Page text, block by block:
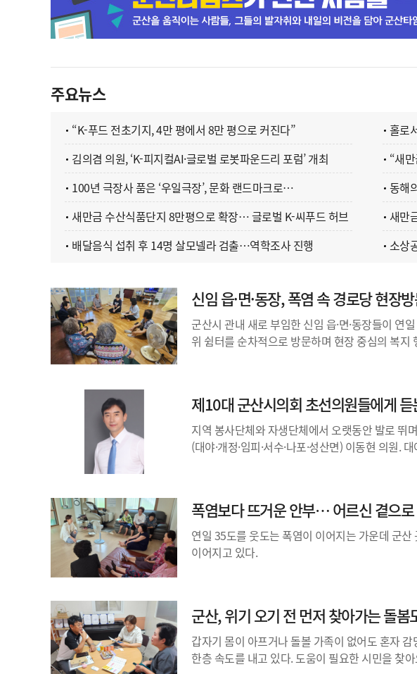
주요뉴스
“K-푸드 전초기지, 4만 평에서 8만 평으로 커진다”
홀로
김의겸 의원, ‘K-피지컬AI·글로벌 로봇파운드리 포럼’ 개최
“새
100년 극장사 품은 ‘우일극장’, 문화 랜드마크로…
동해
새만금 수산식품단지 8만평으로 확장… 글로벌 K-씨푸드 허브
새만
배달음식 섭취 후 14명 살모넬라 검출…역학조사 진행
소상
신임 읍·면·동장, 폭염 속 경로당 현장
군산시 관내 새로 부임한 신임 읍·면·동장들이 연
위 쉼터를 순차적으로 방문하며 현장 중심의 복지
제10대 군산시의회 초선의원들에게
지역 봉사단체와 자생단체에서 오랫동안 발로 뛰
(대야·개정·임피·서수·나포·성산면) 이동현 의원.
폭염보다 뜨거운 안부… 어르신 곁으
연일 35도를 웃도는 폭염이 이어지는 가운데 군
이어지고 있다.
군산, 위기 오기 전 먼저 찾아가는 돌봄
갑자기 몸이 아프거나 돌볼 가족이 없어도 혼자
한층 속도를 내고 있다. 도움이 필요한 시민을 찾